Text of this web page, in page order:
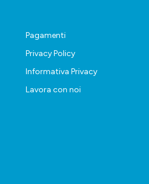
Pagamenti
Privacy Policy
Informativa Privacy
Lavora con noi